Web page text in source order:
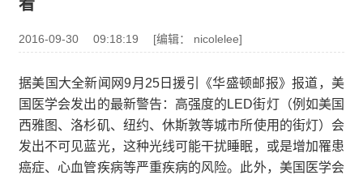
看
2016-09-30 09:18:19 [编辑： nicolelee]
据美国大全新闻网9月25日援引《华盛顿邮报》报道，美
国医学会发出的最新警告：高强度的LED街灯（例如美国
西雅图、洛杉矶、纽约、休斯敦等城市所使用的街灯）会
发出不可见蓝光，这种光线可能干扰睡眠，或是增加罹患
癌症、心血管疾病等严重疾病的风险。此外，美国医学会